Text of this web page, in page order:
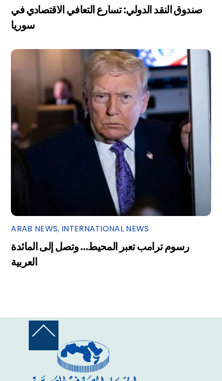
صندوق النقد الدولي: تسارع التعافي الاقتصادي في
سوريا
ARAB NEWS, INTERNATIONAL NEWS
رسوم ترامب تعبر المحيط… وتصل إلى المائدة
العربية
Back
Top